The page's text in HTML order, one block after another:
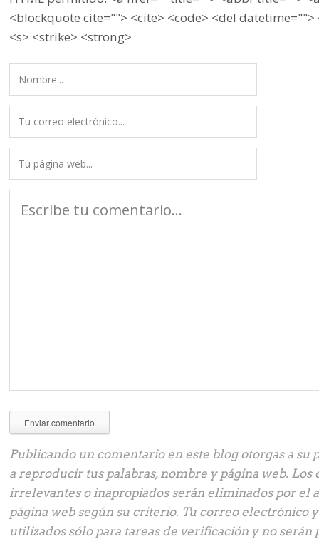
<blockquote cite=""> <cite> <code> <del datetime="">
<s> <strike> <strong>
Publicando un comentario en este blog otorgas a su
a reproducir tus palabras, nombre y página web. Los
irrelevantes o inapropiados serán eliminados por el
página web según su criterio. Tu correo electrónico
utilizados sólo para tareas de verificación y no serán